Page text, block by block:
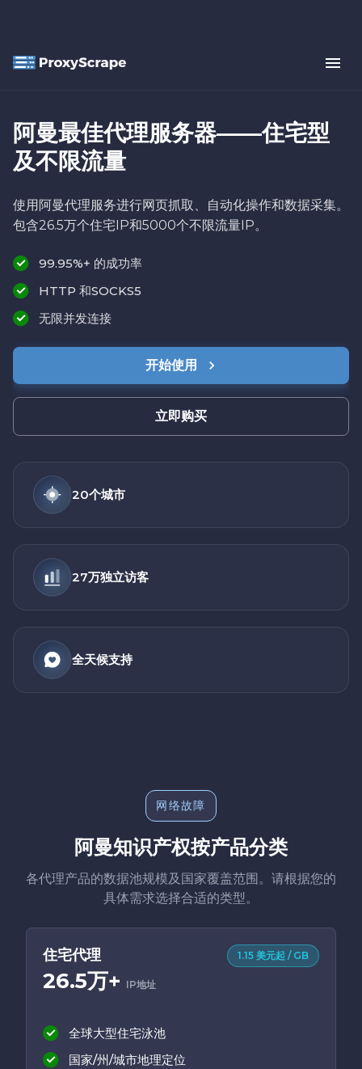
阿曼最佳代理服务器——住宅型
及不限流量
使用阿曼代理服务进行网页抓取、自动化操作和数据采集。
包含26.5万个住宅IP和5000个不限流量IP。
99.95%+ 的成功率
HTTP 和SOCKS5
无限并发连接
开始使用
立即购买
20个城市
27万独立访客
全天候支持
网络故障
阿曼知识产权按产品分类
各代理产品的数据池规模及国家覆盖范围。请根据您的
具体需求选择合适的类型。
住宅代理
26.5万+ IP地址
1.15 美元起 / GB
全球大型住宅泳池
国家/州/城市地理定位